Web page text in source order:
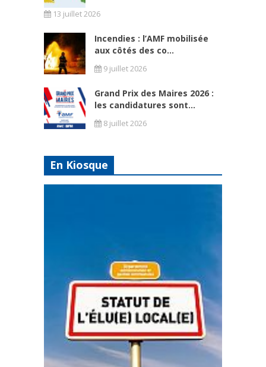
13 juillet 2026
Incendies : l’AMF mobilisée
aux côtés des co...
9 juillet 2026
Grand Prix des Maires 2026 :
les candidatures sont...
8 juillet 2026
En Kiosque